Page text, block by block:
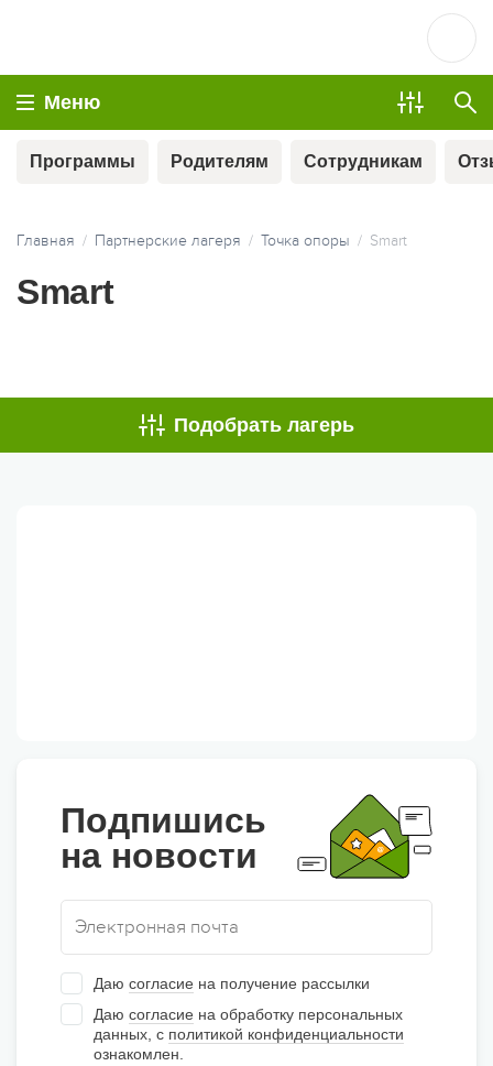
Меню
Программы Родителям Сотрудникам
Главная Партнерские лагеря Точка опоры Smart
Smart
МЫ ВСЕГДА НА СВЯЗИ
Подобрать лагерь
Подпишись
на новости
Даю согласие на получение рассылки
Даю согласие на обработку персональных
данных, с политикой конфиденциальности
ознакомлен.